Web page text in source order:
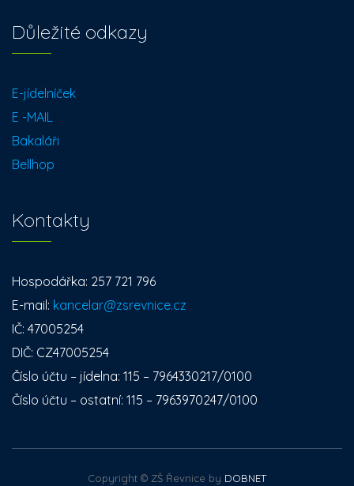
Důležité odkazy
E-jídelníček
E -MAIL
Bakaláři
Bellhop
Kontakty
Hospodářka: 257 721 796
E-mail: kancelar@zsrevnice.cz
IČ: 47005254
DIČ: CZ47005254
Číslo účtu – jídelna: 115 – 7964330217/0100
Číslo účtu – ostatní: 115 – 7963970247/0100
Copyright © ZŠ Řevnice by DOBNET